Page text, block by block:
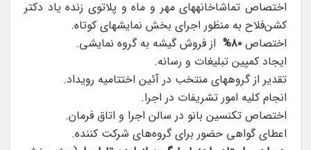
اختصاص تماشاخانه­های مهر و ماه و پلاتوی زنده یاد دکتر
کشن‌فلاح به منظور اجرای بخش نمایش­های کوتاه.
اختصاص ۸۰%
از فروش گیشه به گروه نمایشی.
ایجاد کمپین تبلیغات و رسانه.
تقدیر از گروه­های منتخب در آئین اختتامیه رویداد.
انجام کلیه امور تشریفات در اجرا.
اختصاص تکنسین­ بانو در سالن اجرا و اتاق فرمان.
اعطای گواهی حضور برای گروه‌های شرکت کننده.